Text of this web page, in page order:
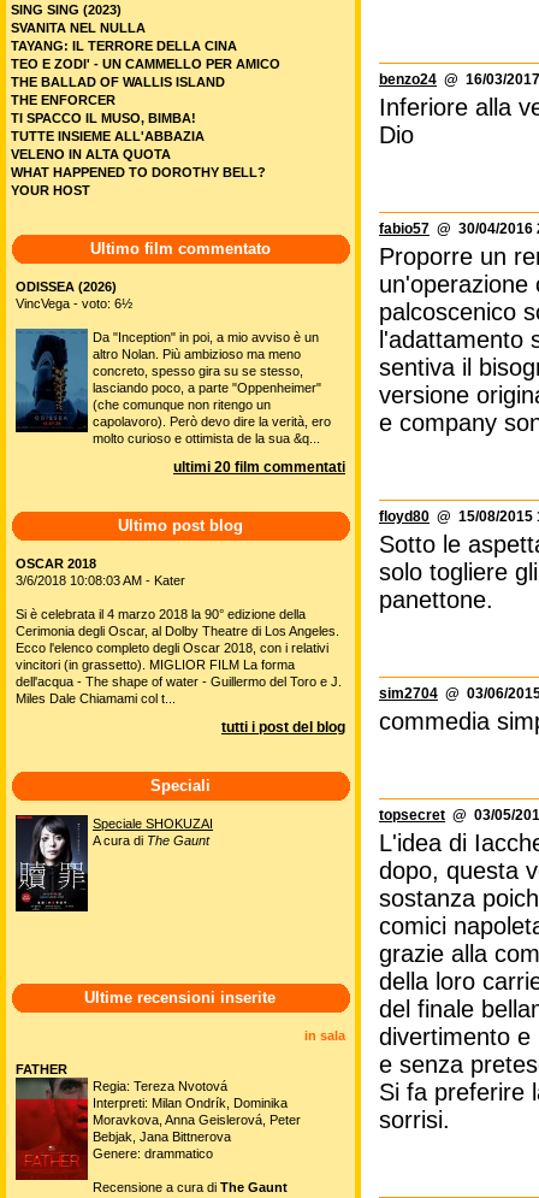
benzo24 @ 16/03/
Inferiore alla
Dio
fabio57 @ 30/04/2016
Proporre un
un'operazione
palcoscenico
l'adattamento
sentiva il
versione
e company
floyd80 @ 15/08/2015
Sotto le
solo togliere
panettone.
sim2704 @ 03/06/
commedia
topsecret @ 03/05/
L'idea di
dopo, questa
sostanza
comici
grazie alla
della loro
del finale
divertimento e
e senza
Si fa preferire
sorrisi.
SING SING (2023)
SVANITA NEL NULLA
TAYANG: IL TERRORE DELLA CINA
TEO E ZODI' - UN CAMMELLO PER AMICO
THE BALLAD OF WALLIS ISLAND
THE ENFORCER
TI SPACCO IL MUSO, BIMBA!
TUTTE INSIEME ALL'ABBAZIA
VELENO IN ALTA QUOTA
WHAT HAPPENED TO DOROTHY BELL?
YOUR HOST
Ultimo film commentato
ODISSEA (2026)
VincVega - voto: 6½
Da "Inception" in poi, a mio avviso è un
altro Nolan. Più ambizioso ma meno
concreto, spesso gira su se stesso,
lasciando poco, a parte "Oppenheimer"
(che comunque non ritengo un
capolavoro). Però devo dire la verità, ero
molto curioso e ottimista de la sua &q...
ultimi 20 film commentati
Ultimo post blog
OSCAR 2018
3/6/2018 10:08:03 AM - Kater
Si è celebrata il 4 marzo 2018 la 90° edizione della
Cerimonia degli Oscar, al Dolby Theatre di Los Angeles.
Ecco l'elenco completo degli Oscar 2018, con i relativi
vincitori (in grassetto). MIGLIOR FILM La forma
dell'acqua - The shape of water - Guillermo del Toro e J.
Miles Dale Chiamami col t...
tutti i post del blog
Speciali
Speciale SHOKUZAI
A cura di The Gaunt
Ultime recensioni inserite
in sala
FATHER
Regia: Tereza Nvotová
Interpreti: Milan Ondrík, Dominika
Moravkova, Anna Geislerová, Peter
Bebjak, Jana Bittnerova
Genere: drammatico
Recensione a cura di The Gaunt